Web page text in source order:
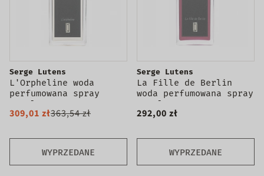
WYPRZEDANE
Serge Lutens
L'Orpheline woda
perfumowana spray
100ml
309,01 zł363,54 zł
WYPRZEDANE
Serge Lutens
La Fille de Berlin
woda perfumowana spray
100ml
292,00 zł